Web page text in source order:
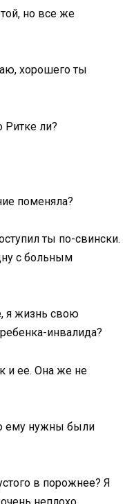
но все же
хорошего ты
Ритке ли?
поменяла?
ты по-свински.
с больным
я жизнь свою
инвалида?
и ее. Она же не
ему нужны были
в порожнее? Я